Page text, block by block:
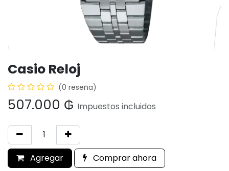
Casio Reloj
(0 reseña)
507.000 ₲ Impuestos incluidos
Agregar Comprar ahora